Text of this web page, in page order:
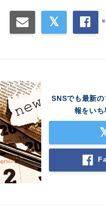
SNSでも最新
報をいち